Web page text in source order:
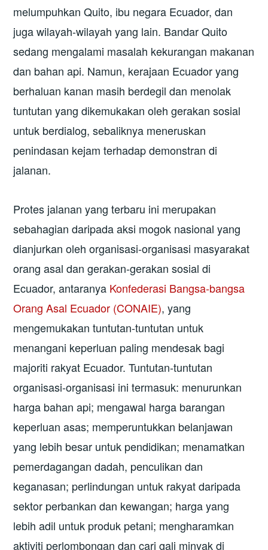
melumpuhkan Quito, ibu negara Ecuador, dan
juga wilayah-wilayah yang lain. Bandar Quito
sedang mengalami masalah kekurangan makanan
dan bahan api. Namun, kerajaan Ecuador yang
berhaluan kanan masih berdegil dan menolak
tuntutan yang dikemukakan oleh gerakan sosial
untuk berdialog, sebaliknya meneruskan
penindasan kejam terhadap demonstran di
jalanan.
Protes jalanan yang terbaru ini merupakan
sebahagian daripada aksi mogok nasional yang
dianjurkan oleh organisasi-organisasi masyarakat
orang asal dan gerakan-gerakan sosial di
Ecuador, antaranya Konfederasi Bangsa-bangsa
Orang Asal Ecuador (CONAIE), yang
mengemukakan tuntutan-tuntutan untuk
menangani keperluan paling mendesak bagi
majoriti rakyat Ecuador. Tuntutan-tuntutan
organisasi-organisasi ini termasuk: menurunkan
harga bahan api; mengawal harga barangan
keperluan asas; memperuntukkan belanjawan
yang lebih besar untuk pendidikan; menamatkan
pemerdagangan dadah, penculikan dan
keganasan; perlindungan untuk rakyat daripada
sektor perbankan dan kewangan; harga yang
lebih adil untuk produk petani; mengharamkan
aktiviti perlombongan dan cari gali minyak di